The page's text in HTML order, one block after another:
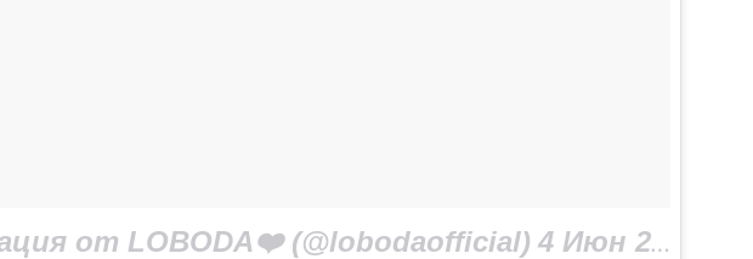
от LOBODA❤️ (@lobodaofficial) 4 Июн 2018 в 9:20 PDT